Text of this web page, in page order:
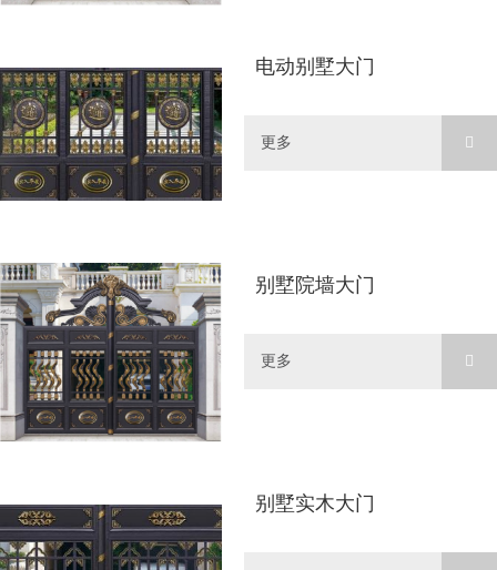
电动别墅大门
更多
别墅院墙大门
更多
别墅实木大门